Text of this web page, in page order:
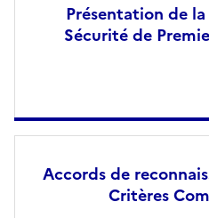
Présentation de
Sécurité de
Accords de
Critères